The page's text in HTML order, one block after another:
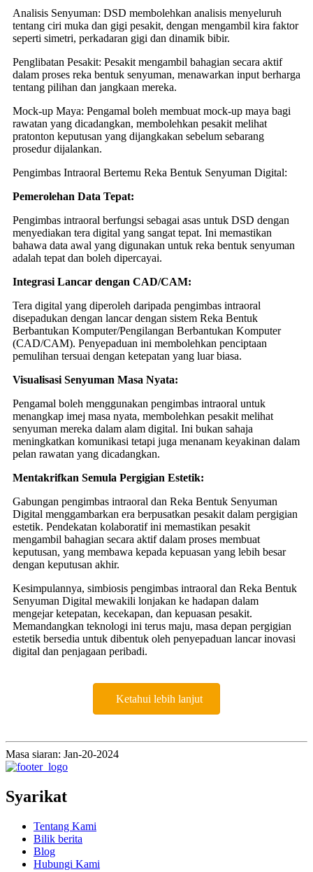
Analisis Senyuman: DSD membolehkan analisis menyeluruh
tentang ciri muka dan gigi pesakit, dengan mengambil kira faktor
seperti simetri, perkadaran gigi dan dinamik bibir.
Penglibatan Pesakit: Pesakit mengambil bahagian secara aktif
dalam proses reka bentuk senyuman, menawarkan input berharga
tentang pilihan dan jangkaan mereka.
Mock-up Maya: Pengamal boleh membuat mock-up maya bagi
rawatan yang dicadangkan, membolehkan pesakit melihat
pratonton keputusan yang dijangkakan sebelum sebarang
prosedur dijalankan.
Pengimbas Intraoral Bertemu Reka Bentuk Senyuman Digital:
Pemerolehan Data Tepat:
Pengimbas intraoral berfungsi sebagai asas untuk DSD dengan
menyediakan tera digital yang sangat tepat. Ini memastikan
bahawa data awal yang digunakan untuk reka bentuk senyuman
adalah tepat dan boleh dipercayai.
Integrasi Lancar dengan CAD/CAM:
Tera digital yang diperoleh daripada pengimbas intraoral
disepadukan dengan lancar dengan sistem Reka Bentuk
Berbantukan Komputer/Pengilangan Berbantukan Komputer
(CAD/CAM). Penyepaduan ini membolehkan penciptaan
pemulihan tersuai dengan ketepatan yang luar biasa.
Visualisasi Senyuman Masa Nyata:
Pengamal boleh menggunakan pengimbas intraoral untuk
menangkap imej masa nyata, membolehkan pesakit melihat
senyuman mereka dalam alam digital. Ini bukan sahaja
meningkatkan komunikasi tetapi juga menanam keyakinan dalam
pelan rawatan yang dicadangkan.
Mentakrifkan Semula Pergigian Estetik:
Gabungan pengimbas intraoral dan Reka Bentuk Senyuman
Digital menggambarkan era berpusatkan pesakit dalam pergigian
estetik. Pendekatan kolaboratif ini memastikan pesakit
mengambil bahagian secara aktif dalam proses membuat
keputusan, yang membawa kepada kepuasan yang lebih besar
dengan keputusan akhir.
Kesimpulannya, simbiosis pengimbas intraoral dan Reka Bentuk
Senyuman Digital mewakili lonjakan ke hadapan dalam
mengejar ketepatan, kecekapan, dan kepuasan pesakit.
Memandangkan teknologi ini terus maju, masa depan pergigian
estetik bersedia untuk dibentuk oleh penyepaduan lancar inovasi
digital dan penjagaan peribadi.
Ketahui lebih lanjut
Masa siaran: Jan-20-2024
Syarikat
Tentang Kami
Bilik berita
Blog
Hubungi Kami